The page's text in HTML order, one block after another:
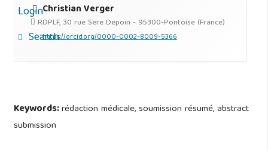
Login
Search
Christian Verger
RDPLF, 30 rue Sere Depoin - 95300-Pontoise (France)
https://orcid.org/0000-0002-8009-5366
Keywords:rédaction médicale, soumission résumé, abstract
submission